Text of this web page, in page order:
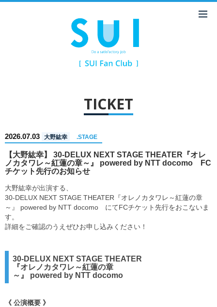
TICKET
2026.07.03 大野紘幸 .STAGE
【大野紘幸】 30-DELUX NEXT STAGE THEATER『オレ
ノカタワレ～紅蓮の章～』 powered by NTT docomo FC
チケット先行のお知らせ
大野紘幸が出演する、
30-DELUX NEXT STAGE THEATER『オレノカタワレ～紅蓮の章
～』 powered by NTT docomo にてFCチケット先行をおこないま
す。
詳細をご確認のうえぜひお申し込みください！
30-DELUX NEXT STAGE THEATER
『オレノカタワレ～紅蓮の章
～』 powered by NTT docomo
《 公演概要 》